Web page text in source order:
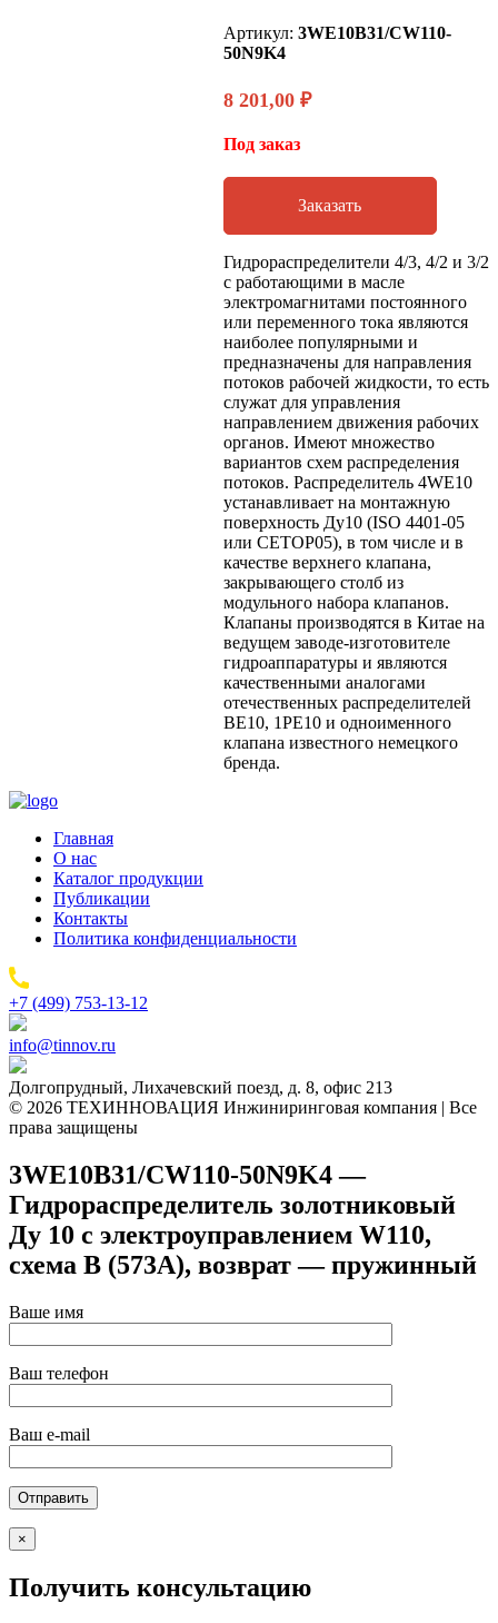
Артикул: 3WE10B31/CW110-
50N9K4
8 201,00 ₽
Под заказ
Заказать
Гидрораспределители 4/3, 4/2 и 3/2
с работающими в масле
электромагнитами постоянного
или переменного тока являются
наиболее популярными и
предназначены для направления
потоков рабочей жидкости, то есть
служат для управления
направлением движения рабочих
органов. Имеют множество
вариантов схем распределения
потоков. Распределитель 4WE10
устанавливает на монтажную
поверхность Ду10 (ISO 4401-05
или CETOP05), в том числе и в
качестве верхнего клапана,
закрывающего столб из
модульного набора клапанов.
Клапаны производятся в Китае на
ведущем заводе-изготовителе
гидроаппаратуры и являются
качественными аналогами
отечественных распределителей
ВЕ10, 1РЕ10 и одноименного
клапана известного немецкого
бренда.
Главная
О нас
Каталог продукции
Публикации
Контакты
Политика конфиденциальности
+7 (499) 753-13-12
info@tinnov.ru
Долгопрудный, Лихачевский поезд, д. 8, офис 213
© 2026 ТЕХИННОВАЦИЯ Инжиниринговая компания | Все
права защищены
3WE10B31/CW110-50N9K4 —
Гидрораспределитель золотниковый
Ду 10 с электроуправлением W110,
схема B (573A), возврат — пружинный
Ваше имя
Ваш телефон
Ваш e-mail
×
Получить консультацию